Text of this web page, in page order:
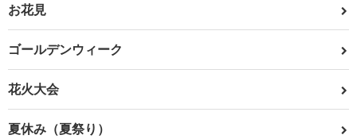
お花見
ゴールデンウィーク
花火大会
夏休み（夏祭り）